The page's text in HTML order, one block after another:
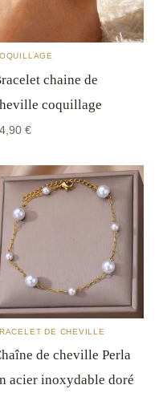
commande
: si le bijou ne
sans justification.
notreFAQ.
chaine de
coquillage
€
DE CHEVILLE
de cheville Perla
acier inoxydable doré